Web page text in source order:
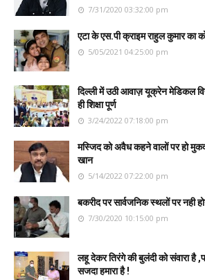
7/31/2020 03:32:00 pm
एटा के एस.पी क्राइम राहुल कुमार का
5/05/2021 04:25:00 pm
दिल्ली में उठी आवाज़ यूक्रेन मेडिकल
ही शिक्षा पूर्ण
3/24/2022 07:18:00 pm
मस्जिद को अवैध कहने वालों पर हो
खान
5/14/2022 07:22:00 pm
बकरीद पर सार्वजनिक स्थलों पर नही
7/30/2020 10:15:00 pm
लहू देकर तिरंगे की बुलंदी को संवारा है
सजदा हमारा है !